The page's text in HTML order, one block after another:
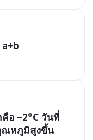
อ −2°C วันที่
ณหภูมิสูงขึ้น